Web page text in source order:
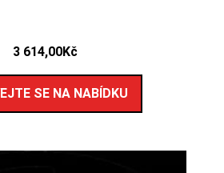
3 614,00Kč
SE NA NABÍDKU